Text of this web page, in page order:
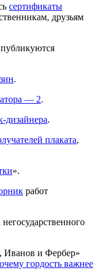
сертификаты
друзьям
.
— 2.
дизайнера.
плаката,
».
работ
Иванов и Фербер»
гордость важнее